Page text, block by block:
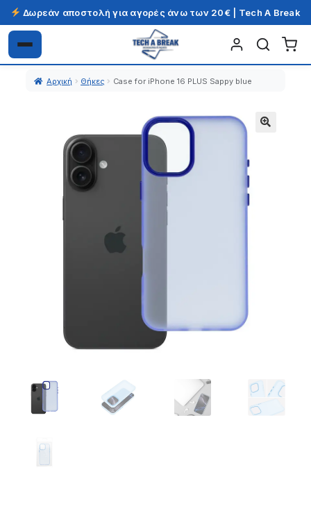
Δωρεάν αποστολή για αγορές άνω των 20€ | Tech A Break
Απευθείας
μετάβαση
Μετάβαση
σε
περιεχόμενο
Αρχική Θήκες Case for iPhone 16 PLUS Sappy blue